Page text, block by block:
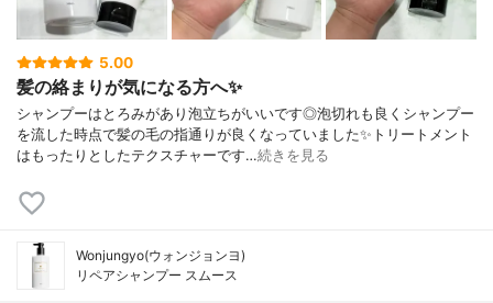
5.00
髪の絡まりが気になる方へ✨
シャンプーはとろみがあり泡立ちがいいです◎泡切れも良くシャンプー
を流した時点で髪の毛の指通りが良くなっていました✨トリートメント
はもったりとしたテクスチャーです…続きを見る
Wonjungyo(ウォンジョンヨ)
リペアシャンプー スムース